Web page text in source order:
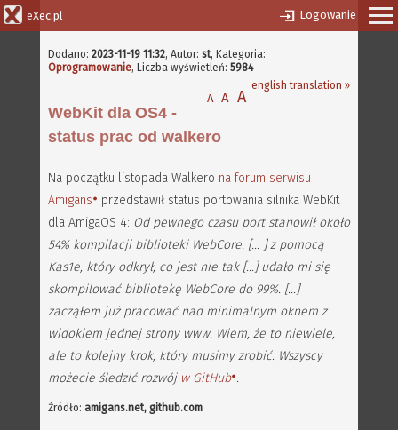
eXec.pl Logowanie
Dodano: 2023-11-19 11:32, Autor: st, Kategoria:
Oprogramowanie, Liczba wyświetleń: 5984
english translation »
A A A
WebKit dla OS4 -
status prac od walkero
Na początku listopada Walkero na forum serwisu
Amigans
przedstawił status portowania silnika WebKit
dla AmigaOS 4: Od pewnego czasu port stanowił około
54% kompilacji biblioteki WebCore. [... ] z pomocą
Kas1e, który odkrył, co jest nie tak [...] udało mi się
skompilować bibliotekę WebCore do 99%. [...]
zacząłem już pracować nad minimalnym oknem z
widokiem jednej strony www. Wiem, że to niewiele,
ale to kolejny krok, który musimy zrobić. Wszyscy
możecie śledzić rozwój w GitHub .
Źródło: amigans.net, github.com